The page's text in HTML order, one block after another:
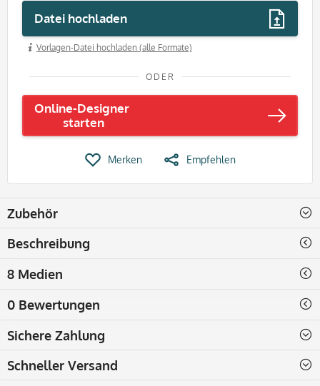
Datei hochladen
Vorlagen-Datei hochladen (alle Formate)
ODER
Online-Designer
starten
Merken Empfehlen
Zubehör
Beschreibung
8 Medien
0 Bewertungen
Sichere Zahlung
Schneller Versand